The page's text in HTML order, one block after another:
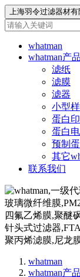
上海羽令过滤器材有
whatman
whatman产品
滤纸
滤膜
滤器
小型
蛋白
蛋白
预制
其它
联系我们
whatman
whatman产品